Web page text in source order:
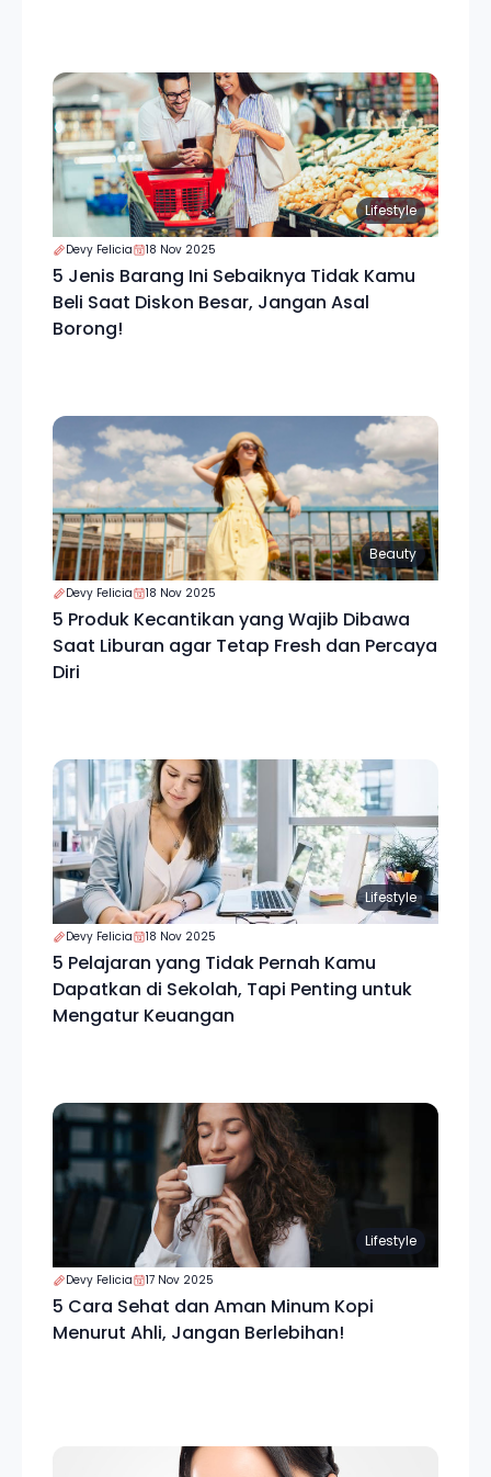
Lifestyle
Devy Felicia 18 Nov 2025
5 Jenis Barang Ini Sebaiknya Tidak Kamu
Beli Saat Diskon Besar, Jangan Asal
Borong!
Beauty
Devy Felicia 18 Nov 2025
5 Produk Kecantikan yang Wajib Dibawa
Saat Liburan agar Tetap Fresh dan Percaya
Diri
Lifestyle
Devy Felicia 18 Nov 2025
5 Pelajaran yang Tidak Pernah Kamu
Dapatkan di Sekolah, Tapi Penting untuk
Mengatur Keuangan
Lifestyle
Devy Felicia 17 Nov 2025
5 Cara Sehat dan Aman Minum Kopi
Menurut Ahli, Jangan Berlebihan!